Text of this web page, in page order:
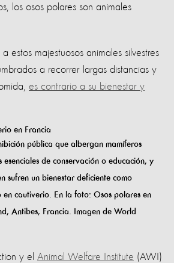
los osos polares son animales
estos majestuosos animales silvestres
a recorrer largas distancias y
es contrario a su bienestar y
pública que albergan mamíferos
esenciales de conservación o educación, y
sufren un bienestar deficiente como
en cautiverio. En la foto: Osos polares en
Antibes, Francia. Imagen de World
y el Animal Welfare Institute (AWI)